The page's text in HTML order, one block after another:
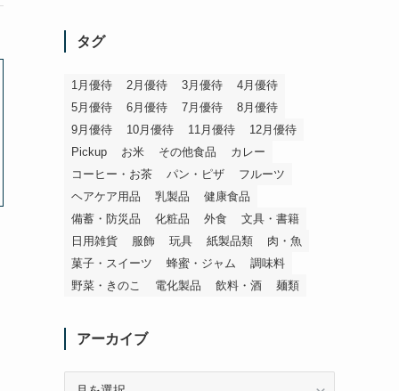
タグ
1月優待 2月優待 3月優待
4月優待
5月優待
6月優待 7月優待
8月優待
9月優待
10月優待 11月優待
12月優待
Pickup
お米 その他食品
カレー
コーヒー・お茶
パン・ピザ
フルーツ
ヘアケア用品
乳製品
健康食品
備蓄・防災品
化粧品 外食
文具・書籍
日用雑貨
服飾 玩具 紙製品類
肉・魚
菓子・スイーツ
蜂蜜・ジャム
調味料
野菜・きのこ
電化製品 飲料・酒 麺類
アーカイブ